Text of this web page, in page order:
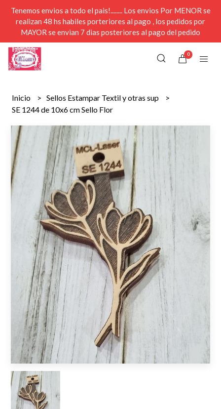
Tenemos envios a todo el pais!........ Los envios Por MENOR se
realizan 48 hs habiles porteriores al pago , los pedidos por
MAYOR se envian 7 dias posteriores al pago del pedido
0
Inicio
Sellos Estampar Textil y otras sup
SE 1244 de 10x6 cm Sello Flor